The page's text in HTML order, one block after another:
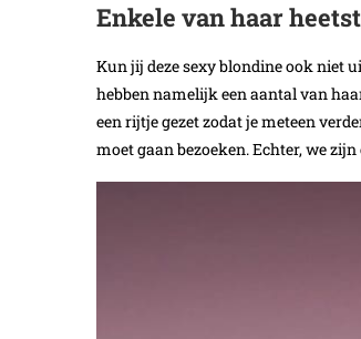
Enkele van haar
Kun jij deze sexy blondine ook niet
hebben namelijk een aantal van
een rijtje gezet zodat je meteen
moet gaan bezoeken. Echter, we